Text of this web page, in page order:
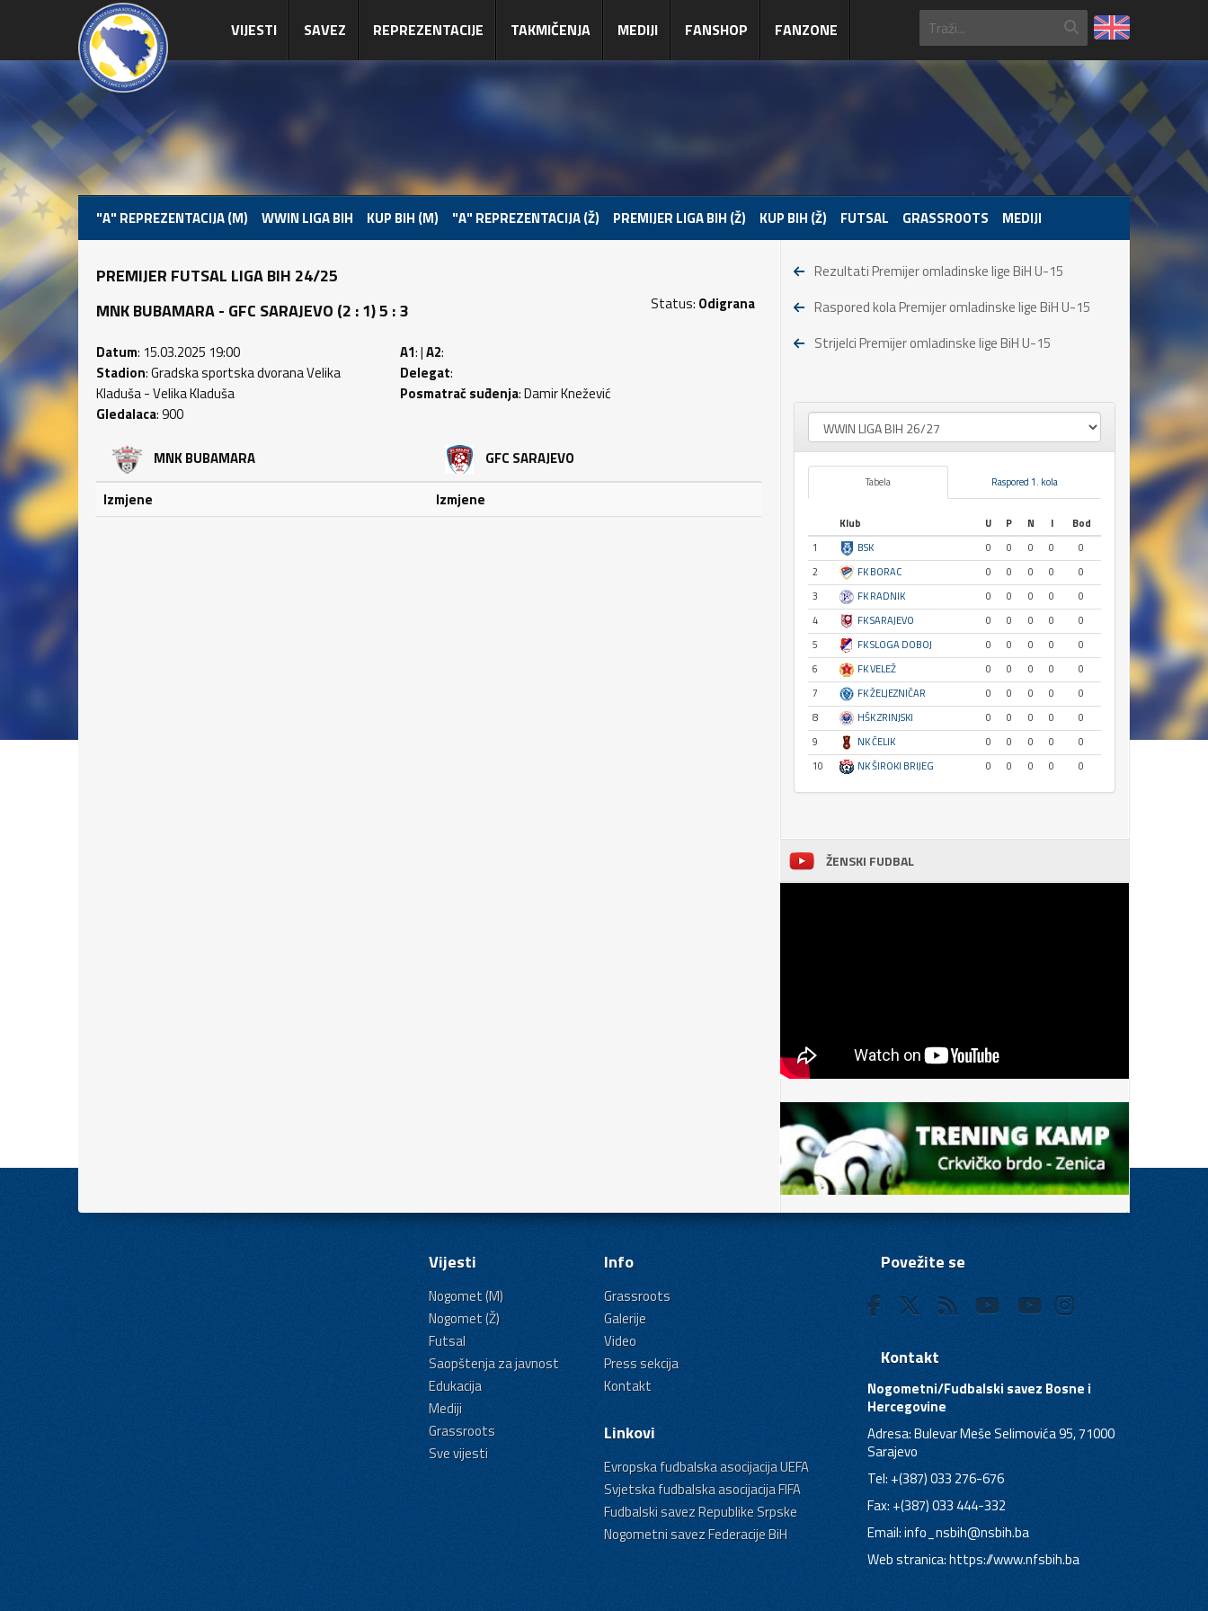
VIJESTI SAVEZ REPREZENTACIJE TAKMIČENJA MEDIJI FANSHOP FANZONE
"A" REPREZENTACIJA (M) WWIN LIGA BIH KUP BIH (M) "A" REPREZENTACIJA (Ž) PREMIJER LIGA BIH (Ž) KUP BIH (Ž) FUTSAL GRASSROOTS MEDIJI
PREMIJER FUTSAL LIGA BIH 24/25
MNK BUBAMARA - GFC SARAJEVO (2 : 1) 5 : 3
Status: Odigrana
Datum: 15.03.2025 19:00
Stadion: Gradska sportska dvorana Velika
Kladuša - Velika Kladuša
Gledalaca: 900
A1: |A2:
Delegat:
Posmatrač suđenja: Damir Knežević
MNK BUBAMARA
Izmjene
GFC SARAJEVO
Izmjene
Rezultati Premijer omladinske lige BiH U-15
Raspored kola Premijer omladinske lige BiH U-15
Strijelci Premijer omladinske lige BiH U-15
Tabela Raspored 1. kola
Klub U P N I
Bod
1
BSK 0 0 0 0
0
2
FK BORAC 0 0 0 0
0
3
FK RADNIK 0 0 0 0
0
4
FK SARAJEVO 0 0 0 0
0
5
FK SLOGA DOBOJ 0 0 0 0
0
6
FK VELEŽ 0 0 0 0
0
7
FK ŽELJEZNIČAR 0 0 0 0
0
8
HŠK ZRINJSKI 0 0 0 0
0
9
NK ČELIK 0 0 0 0
0
10
NK ŠIROKI BRIJEG 0 0 0 0 0
ŽENSKI FUDBAL
Vijesti
Nogomet (M)
Nogomet (Ž)
Futsal
Saopštenja za javnost
Edukacija
Mediji
Grassroots
Sve vijesti
Info
Grassroots
Galerije
Video
Press sekcija
Kontakt
Linkovi
Evropska fudbalska asocijacija UEFA
Svjetska fudbalska asocijacija FIFA
Fudbalski savez Republike Srpske
Nogometni savez Federacije BiH
Povežite se
Kontakt
Nogometni/Fudbalski savez Bosne i
Hercegovine
Adresa: Bulevar Meše Selimovića 95, 71000
Sarajevo
Tel: +(387) 033 276-676
Fax: +(387) 033 444-332
Email:info_nsbih@nsbih.ba
Web stranica: https://www.nfsbih.ba